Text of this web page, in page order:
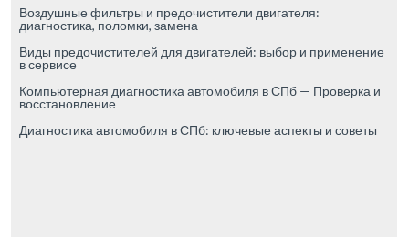
Воздушные фильтры и предочистители двигателя:
диагностика, поломки, замена
Виды предочистителей для двигателей: выбор и применение
в сервисе
Компьютерная диагностика автомобиля в СПб — Проверка и
восстановление
Диагностика автомобиля в СПб: ключевые аспекты и советы